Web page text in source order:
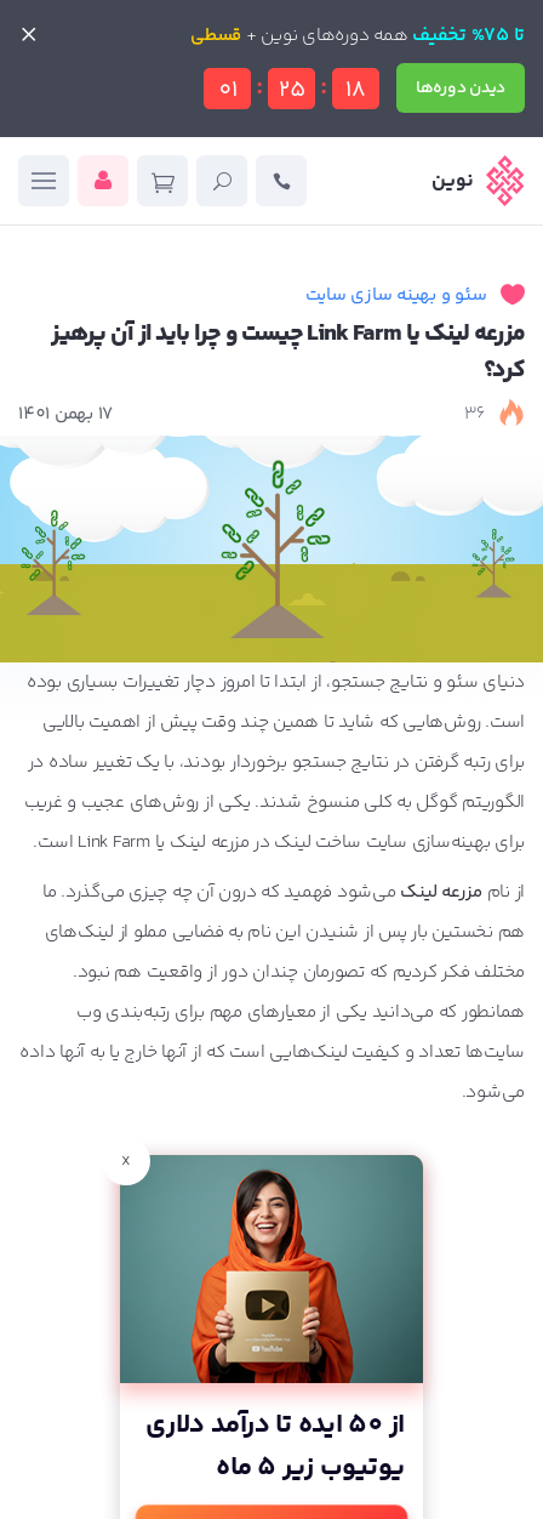
تا 75% تخفیف همه دوره‌های نوین + قسطی
دیدن دوره‌ها 01 : 25 : 16
تا 75% تخفیف همه دوره‌های نوین + قسطی
دیدن دوره‌ها
نوین
سئو و بهینه سازی سایت
مزرعه لینک یا Link Farm چیست و چرا باید از آن پرهیز
کرد؟
36 17 بهمن 1401
دنیای سئو و نتایج جستجو، از ابتدا تا امروز دچار تغییرات بسیاری بوده
است. روش‌هایی که شاید تا همین چند وقت پیش از اهمیت بالایی
برای رتبه گرفتن در نتایج جستجو برخوردار بودند، با یک تغییر ساده در
الگوریتم گوگل به کلی منسوخ شدند. یکی از روش‌های عجیب و غریب
برای بهینه‌سازی سایت ساخت لینک در مزرعه لینک یاLink Farm است.
از نام مزرعه لینک می‌شود فهمید که درون آن چه چیزی می‌گذرد. ما
هم نخستین بار پس از شنیدن این نام به فضایی مملو از لینک‌های
مختلف فکر کردیم که تصورمان چندان دور از واقعیت هم نبود.
همانطور که می‌دانید یکی از معیارهای مهم برای رتبه‌بندی وب
سایت‌ها تعداد و کیفیت لینک‌هایی است که از آنها خارج یا به آنها داده
می‌شود.
x
از 50 ایده تا درآمد دلاری
یوتیوب زیر 5 ماه